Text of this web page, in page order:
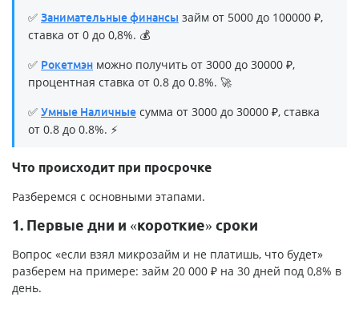
✅ Занимательные финансы займ от 5000 до 100000 ₽,
ставка от 0 до 0,8%. 💰
✅ Рокетмэн можно получить от 3000 до 30000 ₽,
процентная ставка от 0.8 до 0.8%. 🚀
✅ Умные Наличные сумма от 3000 до 30000 ₽, ставка
от 0.8 до 0.8%. ⚡
Что происходит при просрочке
Разберемся с основными этапами.
1. Первые дни и «короткие» сроки
Вопрос «если взял микрозайм и не платишь, что будет»
разберем на примере: займ 20 000 ₽ на 30 дней под 0,8% в
день.